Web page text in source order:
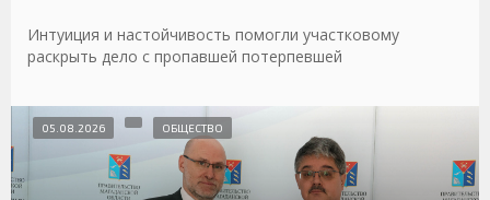
Интуиция и настойчивость помогли участковому
раскрыть дело с пропавшей потерпевшей
05.08.2026 ОБЩЕСТВО